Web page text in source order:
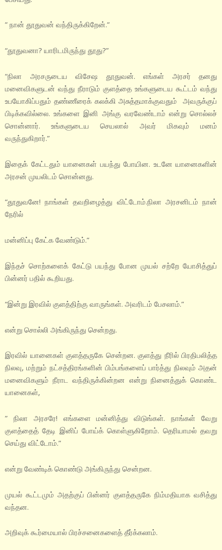
” நான் தூதுவன் வந்திருக்கிறேன்.”
“தூதுவனா? யாரிடமிருந்து தூது?”
“நிலா அரசருடைய விசேஷ தூதுவன். எங்கள் அரசர் தனது
மனைவிகளுடன் வந்து நீராடும் குளத்தை உங்களுடைய கூட்டம் வந்து
உபயோகிப்பதும் தண்ணீரைக் கலக்கி அசுத்தமாக்குவதும் அவருக்குப்
பிடிக்கவில்லை. உங்களை இனி அங்கு வரவேண்டாம் என்று சொல்லச்
சொன்னார். உங்களுடைய செயலால் அவர் மிகவும் மனம்
வருந்துகிறார்.”
இதைக் கேட்டதும் யானைகள் பயந்து போயின. உடனே யானைகளின்
அரசன் முயலிடம் சொன்னது.
“தூதுவனே! நாங்கள் தவறிழைத்து விட்டோம்.நிலா அரசனிடம் நான்
நேரில்
மன்னிப்பு கேட்க வேண்டும்.”
இந்தச் சொற்களைக் கேட்டு பயந்து போன முயல் சற்றே யோசித்துப்
பின்னர் பதில் கூறியது.
“இன்று இரவில் குளத்திற்கு வாருங்கள். அவரிடம் பேசலாம்.”
என்று சொல்லி அங்கிருந்து சென்றது.
இரவில் யானைகள் குளத்தருகே சென்றன. குளத்து நீரில் பிரதிபலித்த
நிலவு, மற்றும் நட்சத்திரங்களின் பிம்பங்களைப் பார்த்து நிலவும் அதன்
மனைவிகளும் நீராட வந்திருக்கின்றன என்று நினைத்துக் கொண்ட
யானைகள்,
” நிலா அரசரே! எங்களை மன்னித்து விடுங்கள். நாங்கள் வேறு
குளத்தைத் தேடி இனிப் போய்க் கொள்ளுகிறோம். தெரியாமல் தவறு
செய்து விட்டோம்.”
என்று வேண்டிக் கொண்டு அங்கிருந்து சென்றன.
முயல் கூட்டமும் அதற்குப் பின்னர் குளத்தருகே நிம்மதியாக வசித்து
வந்தன.
அறிவுக் கூர்மையால் பிரச்சனைகளைத் தீர்க்கலாம்.